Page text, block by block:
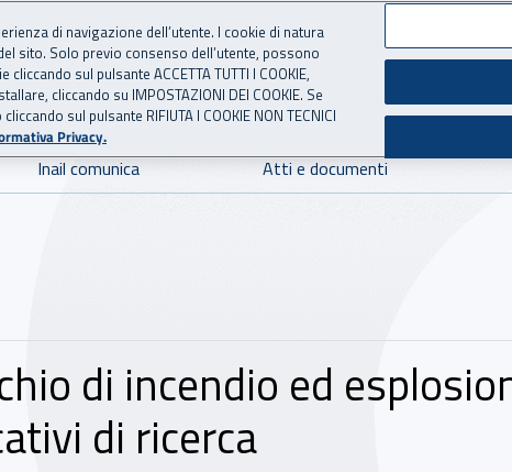
per l'Assicurazione
Inail comunica Atti e documenti
di incendio ed
di ricerca
di navigazione dell’utente. I cookie di natura
sito. Solo previo consenso dell’utente, possono
sul pulsante ACCETTA TUTTI I COOKIE,
cliccando su IMPOSTAZIONI DEI COOKIE. Se
sul pulsante RIFIUTA I COOKIE NON TECNICI
Privacy.